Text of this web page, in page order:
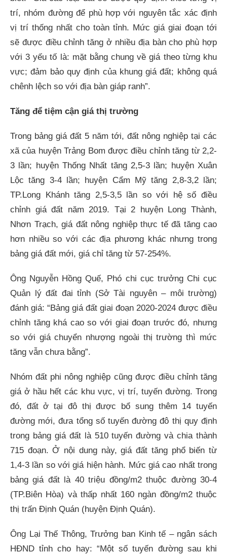
trí, nhóm đường để phù hợp với nguyên tắc xác định
vị trí thống nhất cho toàn tỉnh. Mức giá giai đoạn tới
sẽ được điều chỉnh tăng ở nhiều địa bàn cho phù hợp
với 3 yếu tố là: mặt bằng chung về giá theo từng khu
vực; đảm bảo quy định của khung giá đất; không quá
chênh lệch so với địa bàn giáp ranh”.
Tăng để tiệm cận giá thị trường
Trong bảng giá đất 5 năm tới, đất nông nghiệp tại các
xã của huyện Trảng Bom được điều chỉnh tăng từ 2,2-
3 lần; huyện Thống Nhất tăng 2,5-3 lần; huyện Xuân
Lộc tăng 3-4 lần; huyện Cẩm Mỹ tăng 2,8-3,2 lần;
TP.Long Khánh tăng 2,5-3,5 lần so với hệ số điều
chỉnh giá đất năm 2019. Tại 2 huyện Long Thành,
Nhơn Trạch, giá đất nông nghiệp thực tế đã tăng cao
hơn nhiều so với các địa phương khác nhưng trong
bảng giá đất mới, giá chỉ tăng từ 57-254%.
Ông Nguyễn Hồng Quế, Phó chi cục trưởng Chi cục
Quản lý đất đai tỉnh (Sở Tài nguyên – môi trường)
đánh giá: “Bảng giá đất giai đoạn 2020-2024 được điều
chỉnh tăng khá cao so với giai đoạn trước đó, nhưng
so với giá chuyển nhượng ngoài thị trường thì mức
tăng vẫn chưa bằng”.
Nhóm đất phi nông nghiệp cũng được điều chỉnh tăng
giá ở hầu hết các khu vực, vị trí, tuyến đường. Trong
đó, đất ở tại đô thị được bổ sung thêm 14 tuyến
đường mới, đưa tổng số tuyến đường đô thị quy định
trong bảng giá đất là 510 tuyến đường và chia thành
715 đoạn. Ở nội dung này, giá đất tăng phổ biến từ
1,4-3 lần so với giá hiện hành. Mức giá cao nhất trong
bảng giá đất là 40 triệu đồng/m2 thuộc đường 30-4
(TP.Biên Hòa) và thấp nhất 160 ngàn đồng/m2 thuộc
thị trấn Định Quán (huyện Định Quán).
Ông Lại Thế Thông, Trưởng ban Kinh tế – ngân sách
HĐND tỉnh cho hay: “Một số tuyến đường sau khi